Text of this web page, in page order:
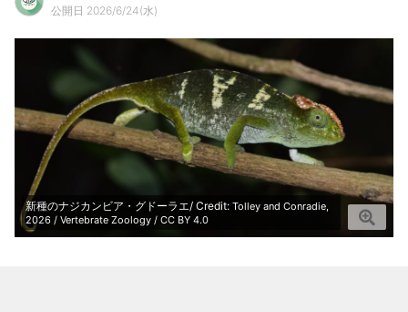
公開日 2026/6/24(水)
新種のナジカンビア・グドーラエ/ Credit: Tolley and Conradie,
2026 / Vertebrate Zoology / CC BY 4.0